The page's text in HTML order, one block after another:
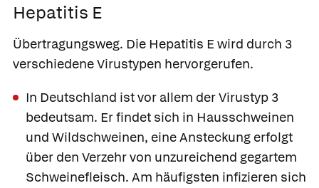
Hepatitis E
Übertragungsweg. Die Hepatitis E wird durch 3
verschiedene Virustypen hervorgerufen.
In Deutschland ist vor allem der Virustyp 3
bedeutsam. Er findet sich in Hausschweinen
und Wildschweinen, eine Ansteckung erfolgt
über den Verzehr von unzureichend gegartem
Schweinefleisch. Am häufigsten infizieren sich